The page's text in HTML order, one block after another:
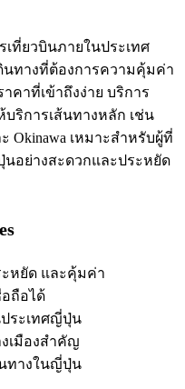
เที่ยวบินภายในประเทศ
ทางที่ต้องการความคุ้มค่า
าคาที่เข้าถึงง่าย บริการ
ริการเส้นทางหลัก เช่น
ะ Okinawa เหมาะสำหรับผู้ที่
นอย่างสะดวกและประหยัด
หยัด และคุ้มค่า
อถือได้
ระเทศญี่ปุ่น
เมืองสำคัญ
ทางในญี่ปุ่น